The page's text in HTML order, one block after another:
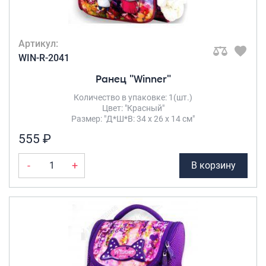
Артикул:
WIN-R-2041
Ранец "Winner"
Количество в упаковке: 1(шт.)
Цвет: "Красный"
Размер: "Д*Ш*В: 34 х 26 х 14 см"
555 ₽
- + В корзину